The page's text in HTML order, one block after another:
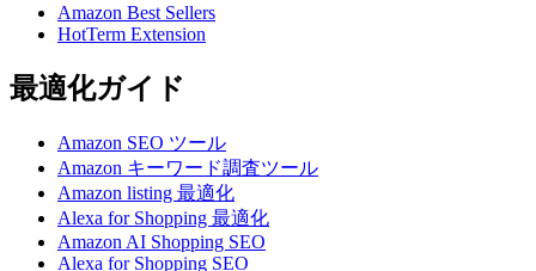
Amazon Best Sellers
HotTerm Extension
最適化ガイド
Amazon SEO ツール
Amazon キーワード調査ツール
Amazon listing 最適化
Alexa for Shopping 最適化
Amazon AI Shopping SEO
Alexa for Shopping SEO